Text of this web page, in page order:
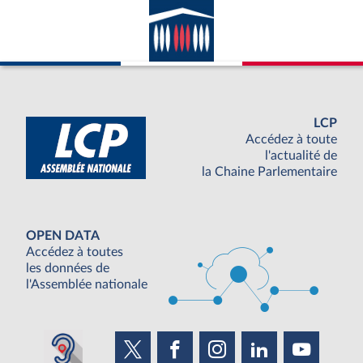
considéré à l’ONU.
LCP
Accédez à toute
l'actualité de
la Chaine Parlementaire
OPEN DATA
Accédez à toutes
les données de
l'Assemblée nationale